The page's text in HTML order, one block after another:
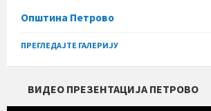
Општина Петрово
ПРЕГЛЕДАЈТЕ ГАЛЕРИЈУ
ВИДЕО ПРЕЗЕНТАЦИЈА ПЕТРОВО